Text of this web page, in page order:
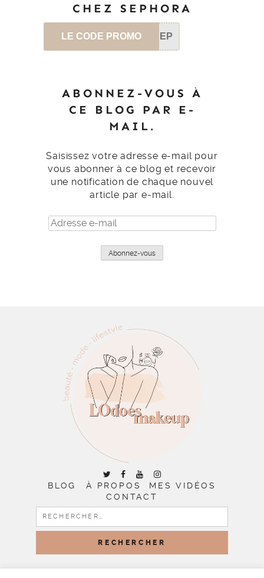
CHEZ SEPHORA
LE CODE PROMO SEP
ABONNEZ-VOUS À
CE BLOG PAR E-
MAIL.
Saisissez votre adresse e-mail pour
vous abonner à ce blog et recevoir
une notification de chaque nouvel
article par e-mail.
Adresse
e-
Abonnez-vous
BLOG À PROPOS
MES VIDÉOS
CONTACT
RECHERCHER :